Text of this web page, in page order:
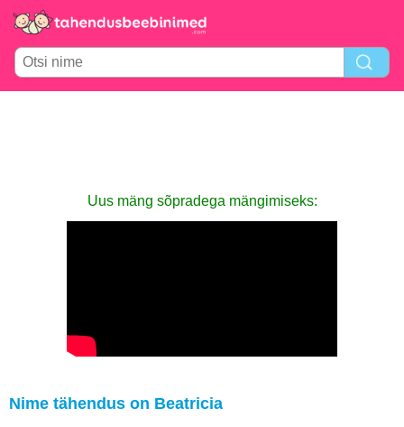
Uus mäng sõpradega mängimiseks:
Nime tähendus on Beatricia